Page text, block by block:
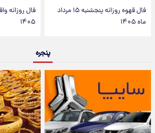
فال قهوه روزانه پنجشنبه ۱۵ مرداد
ماه ۱۴۰۵
۱۴۰۵
پنجره